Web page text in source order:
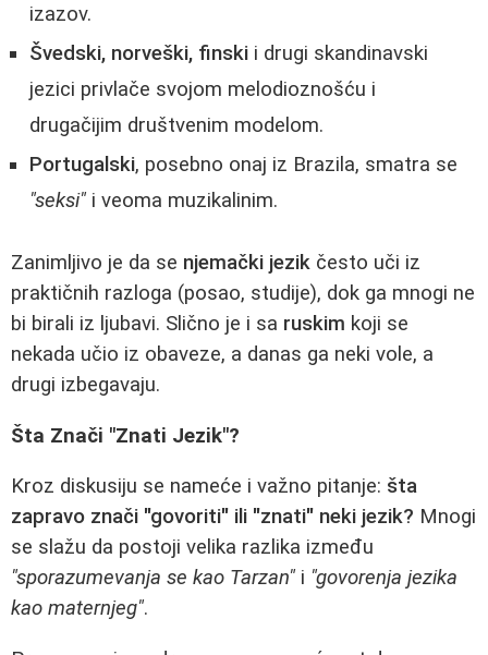
izazov.
Švedski, norveški, finski i drugi skandinavski
jezici privlače svojom melodioznošću i
drugačijim društvenim modelom.
Portugalski, posebno onaj iz Brazila, smatra se
"seksi" i veoma muzikalinim.
Zanimljivo je da se njemački jezik često uči iz
praktičnih razloga (posao, studije), dok ga mnogi ne
bi birali iz ljubavi. Slično je i sa ruskim koji se
nekada učio iz obaveze, a danas ga neki vole, a
drugi izbegavaju.
Šta Znači "Znati Jezik"?
Kroz diskusiju se nameće i važno pitanje: šta
zapravo znači "govoriti" ili "znati" neki jezik? Mnogi
se slažu da postoji velika razlika između
"sporazumevanja se kao Tarzan" i "govorenja jezika
kao maternjeg".